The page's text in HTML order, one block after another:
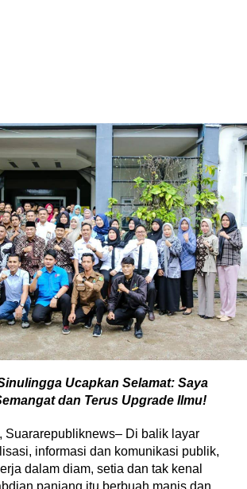
Ucapkan Selamat: Saya
dan Terus Upgrade Ilmu!
Suararepubliknews– Di balik layar
informasi dan komunikasi publik,
dalam diam, setia dan tak kenal